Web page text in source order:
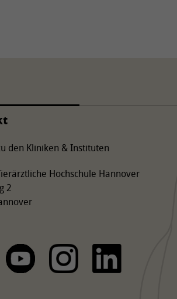
den Kliniken & Instituten
Hochschule Hannover
2